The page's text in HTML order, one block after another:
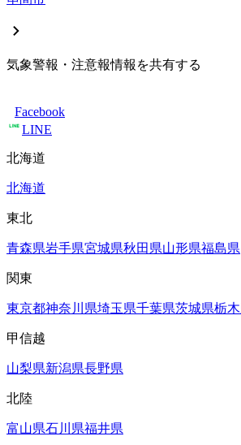
気象警報・注意報情報を共有する
Facebook
LINE
北海道
北海道
東北
青森県岩手県宮城県秋田県山形県福島県
関東
東京都神奈川県埼玉県千葉県茨城県栃
甲信越
山梨県新潟県長野県
北陸
富山県石川県福井県